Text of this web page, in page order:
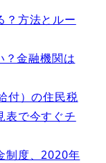
？方法とルー
？金融機関は
付）の住民税
表で今すぐチ
制度、2020年